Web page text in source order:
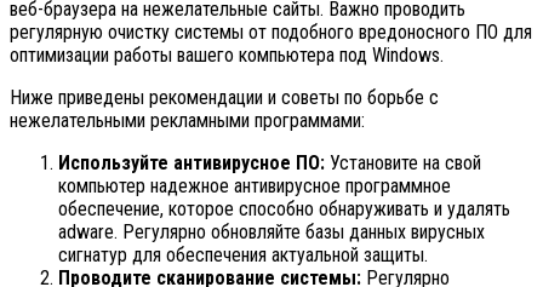
веб-браузера на нежелательные сайты. Важно проводить
регулярную очистку системы от подобного вредоносного ПО для
оптимизации работы вашего компьютера под Windows.
Ниже приведены рекомендации и советы по борьбе с
нежелательными рекламными программами:
Используйте антивирусное ПО: Установите на свой
компьютер надежное антивирусное программное
обеспечение, которое способно обнаруживать и удалять
adware. Регулярно обновляйте базы данных вирусных
сигнатур для обеспечения актуальной защиты.
Проводите сканирование системы: Регулярно